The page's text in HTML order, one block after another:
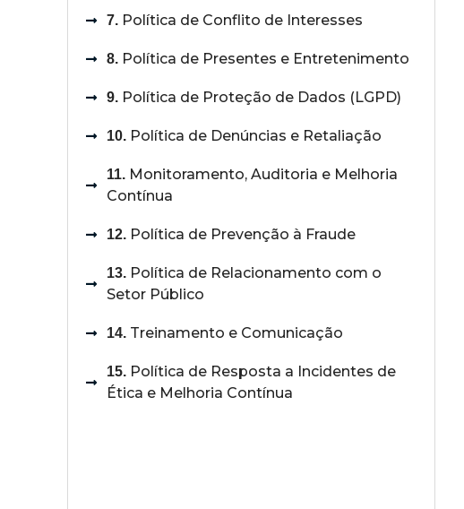
7.Política de Conflito de Interesses
8.Política de Presentes e Entretenimento
9.Política de Proteção de Dados (LGPD)
10.Política de Denúncias e Retaliação
11.Monitoramento, Auditoria e Melhoria
Contínua
12.Política de Prevenção à Fraude
13.Política de Relacionamento com o
Setor Público
14.Treinamento e Comunicação
15.Política de Resposta a Incidentes de
Ética e Melhoria Contínua